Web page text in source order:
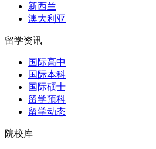
新西兰
澳大利亚
留学资讯
国际高中
国际本科
国际硕士
留学预科
留学动态
院校库